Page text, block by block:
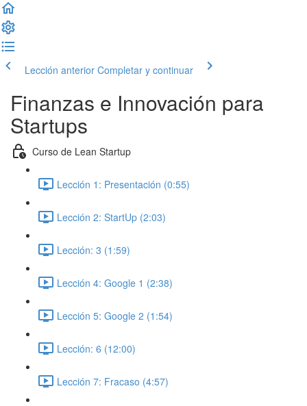
Lección anterior Completar y continuar
Finanzas e Innovación para
Startups
Curso de Lean Startup
Lección 1: Presentación (0:55)
Lección 2: StartUp (2:03)
Lección: 3 (1:59)
Lección 4: Google 1 (2:38)
Lección 5: Google 2 (1:54)
Lección: 6 (12:00)
Lección 7: Fracaso (4:57)